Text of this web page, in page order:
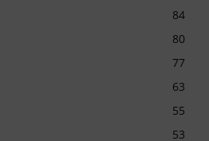
84
80
77
63
55
53